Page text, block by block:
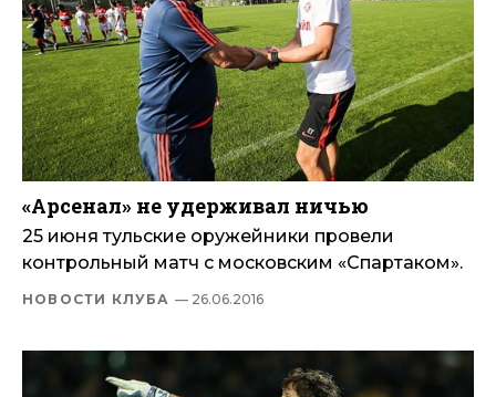
«Арсенал» не удерживал ничью
25 июня тульские оружейники провели
контрольный матч с московским «Спартаком».
НОВОСТИ КЛУБА — 26.06.2016